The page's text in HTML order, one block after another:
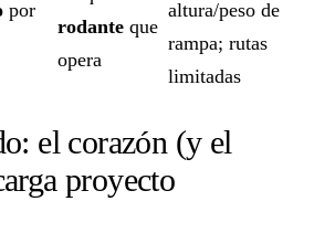
por
rodante que
opera
altura/peso de
rampa; rutas
limitadas
el corazón (y el
proyecto